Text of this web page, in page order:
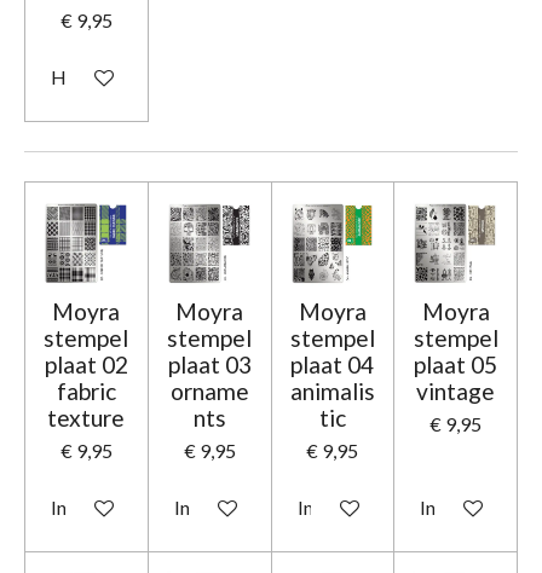
€ 9,95
Houd mij op de hoogte
Moyra
stempel
plaat 02
fabric
texture
€ 9,95
In winkelwagen
Moyra
stempel
plaat 03
orname
nts
€ 9,95
In winkelwagen
Moyra
stempel
plaat 04
animalis
tic
€ 9,95
In winkelwagen
Moyra
stempel
plaat 05
vintage
€ 9,95
In